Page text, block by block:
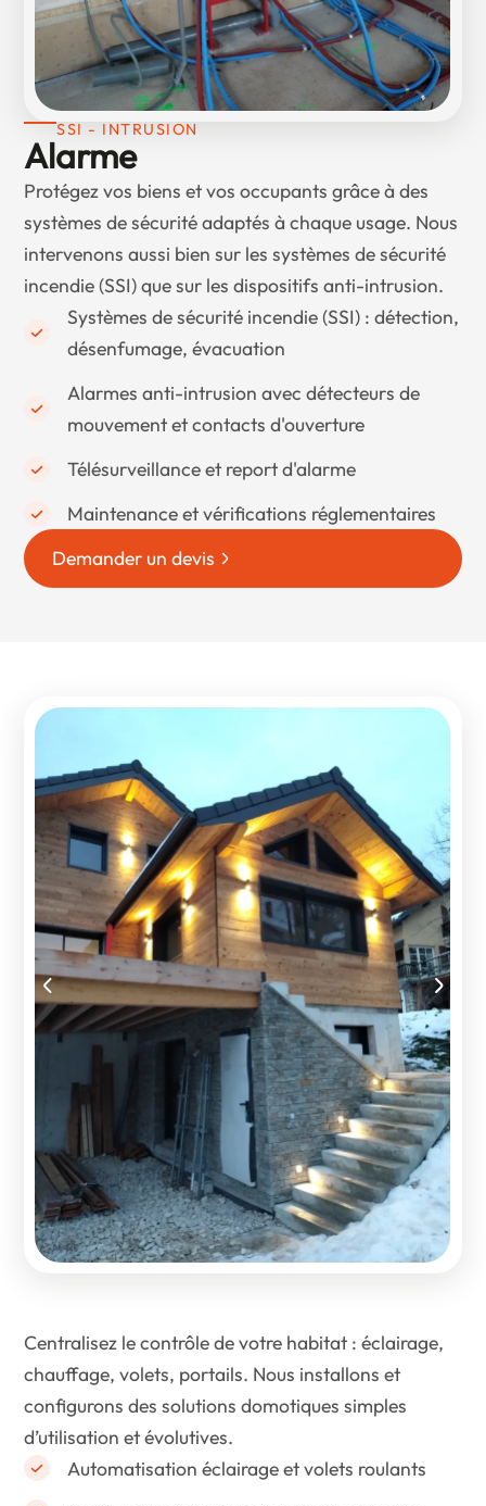
SSI - INTRUSION
Alarme
Protégez vos biens et vos occupants grâce à des
systèmes de sécurité adaptés à chaque usage. Nous
intervenons aussi bien sur les systèmes de sécurité
incendie (SSI) que sur les dispositifs anti-intrusion.
Systèmes de sécurité incendie (SSI) : détection,
désenfumage, évacuation
Alarmes anti-intrusion avec détecteurs de
mouvement et contacts d'ouverture
Télésurveillance et report d'alarme
Maintenance et vérifications réglementaires
Demander un devis
Centralisez le contrôle de votre habitat : éclairage,
chauffage, volets, portails. Nous installons et
configurons des solutions domotiques simples
d’utilisation et évolutives.
Automatisation éclairage et volets roulants